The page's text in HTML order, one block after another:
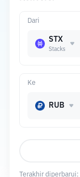
Dari
STX
Stacks
Ke
RUB
Terakhir diperbarui: